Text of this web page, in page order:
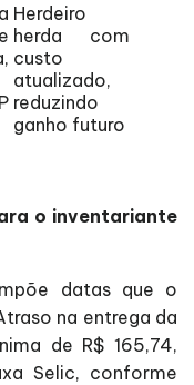
Herdeiro
herda com
custo
atualizado,
reduzindo
ganho futuro
o inventariante
datas que o
na entrega da
de R$ 165,74,
Selic, conforme